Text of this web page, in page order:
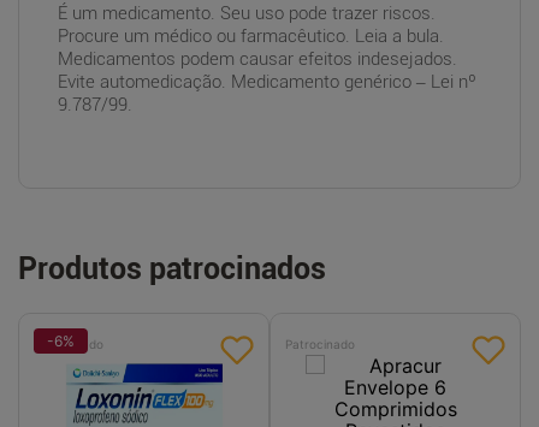
É um medicamento. Seu uso pode trazer riscos.
Procure um médico ou farmacêutico. Leia a bula.
Medicamentos podem causar efeitos indesejados.
Evite automedicação. Medicamento genérico – Lei nº
9.787/99.
Produtos patrocinados
Patrocinado
-6% Patrocinado